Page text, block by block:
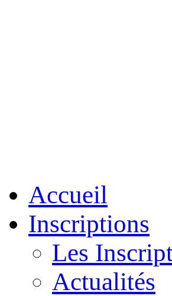
Accueil
Inscriptions
Les
Actualités